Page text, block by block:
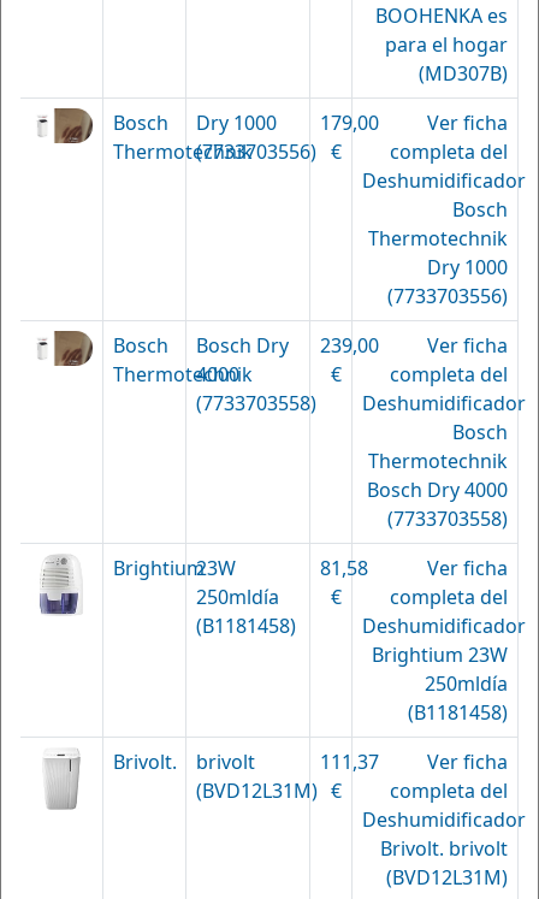
BOOHENKA es
para el hogar
(MD307B)
Bosch
Thermotechnik
Dry 1000
(7733703556)
179,00
€
Ver ficha
completa del
Deshumidificador
Bosch
Thermotechnik
Dry 1000
(7733703556)
Bosch
Thermotechnik
Bosch Dry
4000
(7733703558)
239,00
€
Ver ficha
completa del
Deshumidificador
Bosch
Thermotechnik
Bosch Dry 4000
(7733703558)
Brightium23W
250mldía
(B1181458)
81,58
€
Ver ficha
completa del
Deshumidificador
Brightium 23W
250mldía
(B1181458)
Brivolt.
brivolt
(BVD12L31M)
111,37
€
Ver ficha
completa del
Deshumidificador
Brivolt. brivolt
(BVD12L31M)